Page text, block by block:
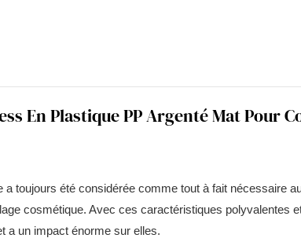
En Plastique PP Argenté Mat Pour
a toujours été considérée comme tout à fait nécessaire
cosmétique. Avec ces caractéristiques polyvalentes
a un impact énorme sur elles.